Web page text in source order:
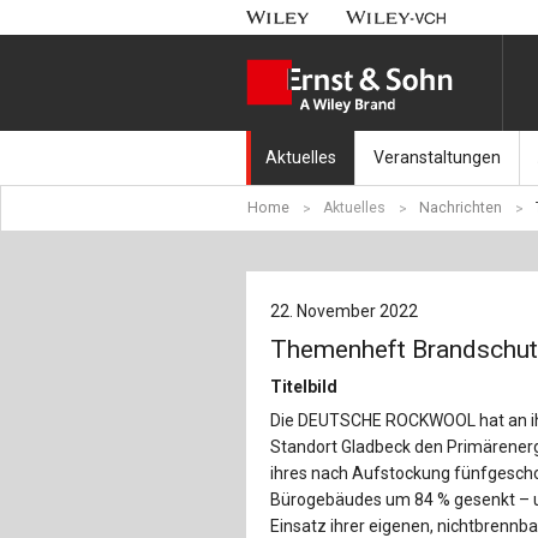
Aktuelles
Nachrichten
Aktuell erschienen
Erscheint in Kürze
Veranstaltungen
Münchener
Fachkonferenz
Symposium
Home Aktuelles Nachrichten
22. November 2022
Themenheft
Titelbild
Die DEUTSCHE ROCKWOOL hat an
Standort Gladbeck den
ihres nach Aufstockung
Bürogebäudes um 84 % gesenkt –
Einsatz ihrer eigenen,